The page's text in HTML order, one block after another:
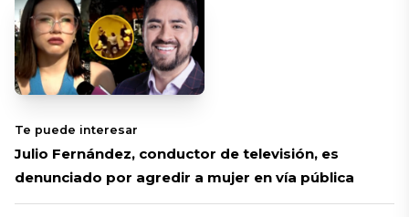
Te puede interesar
Julio Fernández, conductor de televisión, es
denunciado por agredir a mujer en vía pública